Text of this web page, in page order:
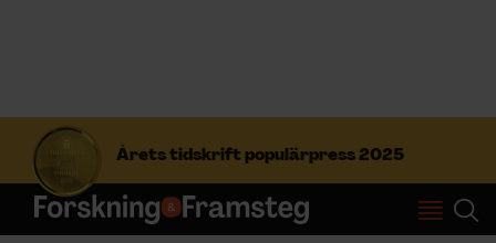
Årets tidskrift populärpress 2025
S
f
t
Prenumerera